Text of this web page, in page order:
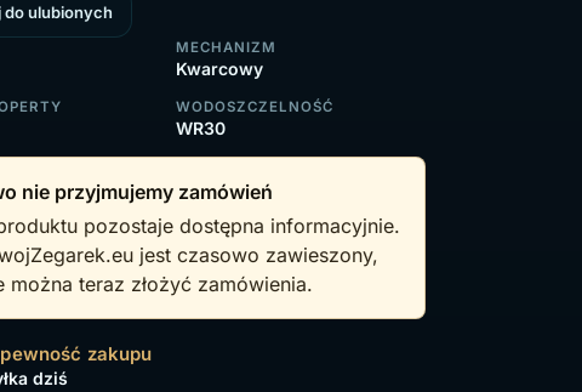
do ulubionych
MECHANIZM
Kwarcowy
WODOSZCZELNOŚĆ
WR30
nie przyjmujemy zamówień
pozostaje dostępna informacyjnie.
jest czasowo zawieszony,
można teraz złożyć zamówienia.
zakupu
dziś